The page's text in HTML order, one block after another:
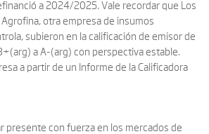
a 2024/2025. Vale recordar que Los
otra empresa de insumos
subieron en la calificación de emisor de
a A-(arg) con perspectiva estable.
a partir de un Informe de la Calificadora
presente con fuerza en los mercados de